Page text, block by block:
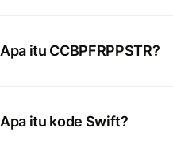
Apa itu CCBPFRPPSTR?
Apa itu kode Swift?